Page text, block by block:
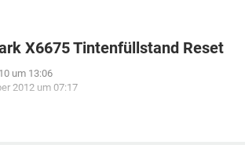
X6675 Tintenfüllstand Reset
um 13:06
2012 um 07:17